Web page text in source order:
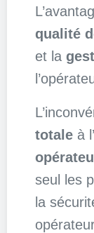
qualité
et la
totale à
seul les
la